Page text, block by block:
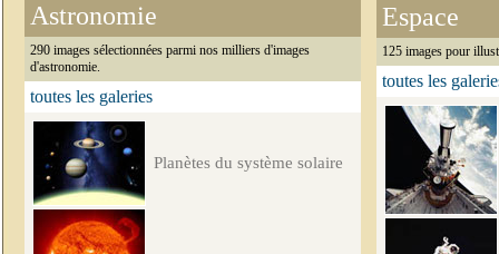
Astronomie
290 images sélectionnées parmi nos milliers d'images
d'astronomie.
toutes les galeries
Planètes du système solaire
Espace
125 images pour
toutes les